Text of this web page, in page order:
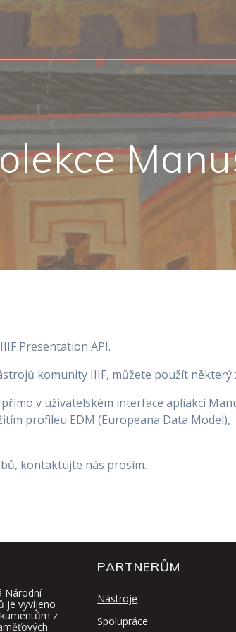
Presentation API.
komunity IIIF, můžete použít některý
v uživatelském interface apliakcí
profileu EDM (Europeana Data Model),
kontaktujte nás prosím.
Národní
je vyvíjeno
z
PARTNERŮM
Nástroje
Spolupráce